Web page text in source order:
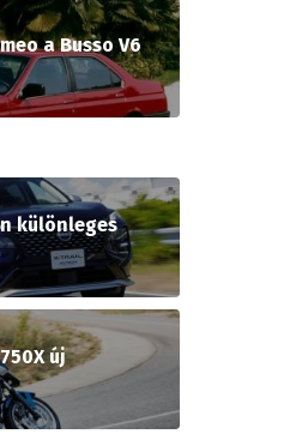
a Busso V6
különleges
új